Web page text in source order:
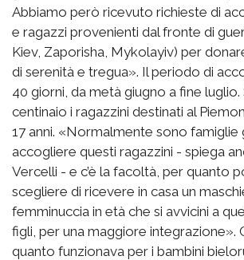
Abbiamo però ricevuto richieste di
e ragazzi provenienti dal fronte di
Kiev, Zaporisha, Mykolayiv) per
di serenità e tregua». Il periodo di
40 giorni, da metà giugno a fine luglio.
centinaio i ragazzini destinati al
17 anni. «Normalmente sono famiglie
accogliere questi ragazzini - spiega
Vercelli - e c’è la facoltà, per quanto
scegliere di ricevere in casa un
femminuccia in età che si avvicini a
figli, per una maggiore integrazione».
quanto funzionava per i bambini